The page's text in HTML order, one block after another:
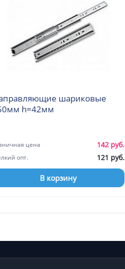
шариковые
h=42мм
цена 142 руб.
опт. 121 руб.
В корзину